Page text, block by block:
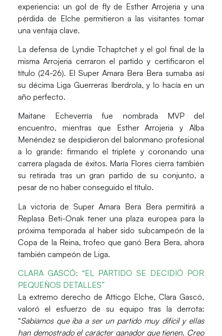
experiencia: un gol de fly de Esther Arrojeria y una
pérdida de Elche permitieron a las visitantes tomar
una ventaja clave.
La defensa de Lyndie Tchaptchet y el gol final de la
misma Arrojeria cerraron el partido y certificaron el
título (24-26). El Super Amara Bera Bera sumaba así
su décima Liga Guerreras Iberdrola, y lo hacía en un
año perfecto.
Maitane Echeverría fue nombrada MVP del
encuentro, mientras que Esther Arrojeria
y Alba
Menéndez se despidieron del balonmano profesional
a lo grande: firmando el triplete y coronando una
carrera plagada de éxitos. María Flores cierra también
su retirada tras un gran partido de su conjunto, a
pesar de no haber conseguido el título.
La victoria de Super Amara Bera Bera permitirá a
Replasa Beti-Onak tener una plaza europea para la
próxima temporada al haber sido subcampeón de la
Copa de la Reina, trofeo que ganó Bera Bera, ahora
también campeón de Liga.
CLARA GASCÓ: “EL PARTIDO SE DECIDIÓ POR
PEQUEÑOS DETALLES”
La extremo derecho de Atticgo Elche,Clara Gascó,
valoró el esfuerzo de su equipo tras la derrota:
“Sabíamos que iba a ser un partido muy difícil y ellas
han demostrado el carácter ganador que tienen. Creo